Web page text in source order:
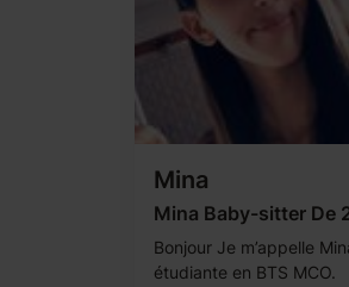
Mina
Mina Baby-sitter De
Bonjour Je m’appelle
étudiante en BTS MCO.